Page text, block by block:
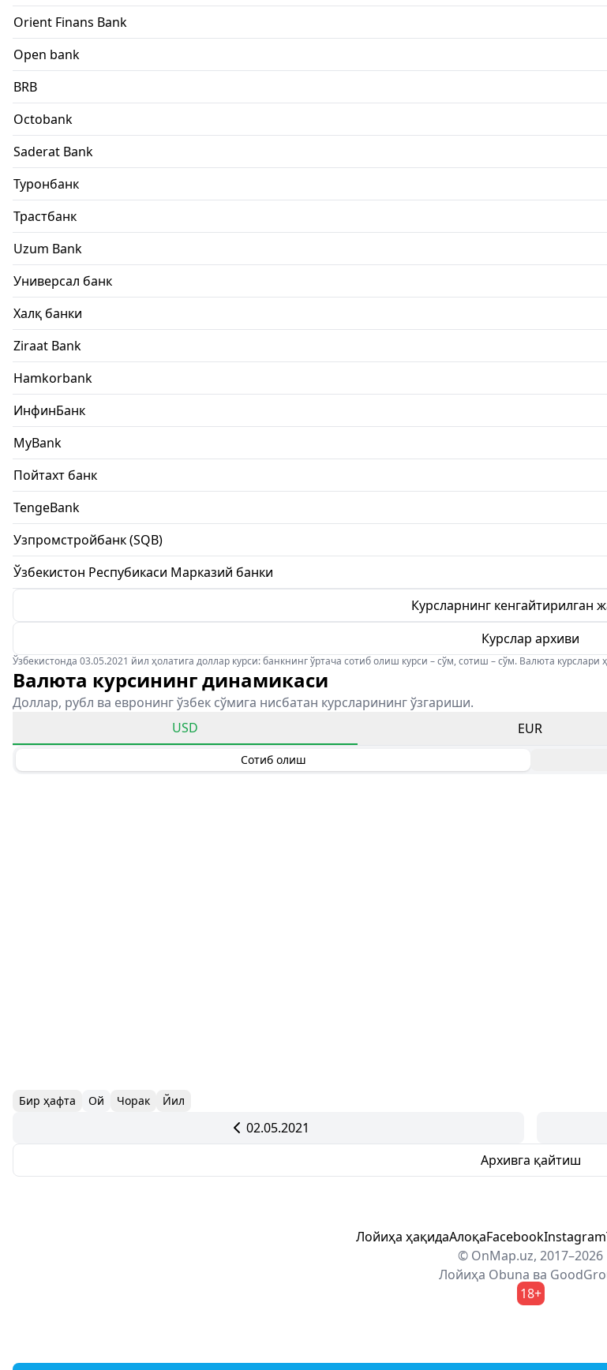
Orient Finans Bank
Open bank
BRB
Octobank
Saderat Bank
Туронбанк
Трастбанк
Uzum Bank
Универсал банк
Халқ банки
Ziraat Bank
Hamkorbank
ИнфинБанк
MyBank
Пойтахт банк
TengeBank
Узпромстройбанк (SQB)
Ўзбекистон Респубикаси Марказий банки
Курсларнинг кенгайтирилган
Курслар архиви
Ўзбекистонда 03.05.2021 йил ҳолатига доллар курси: банкнинг ўртача сотиб олиш курси – сўм, сотиш – сўм. Валюта курслари
Валюта курсининг динамикаси
Доллар, рубл ва евронинг ўзбек сўмига нисбатан курсларининг ўзгариши.
USD
EUR
Сотиб олиш
Бир ҳафта Ой Чорак Йил
02.05.2021
Архивга қайтиш
Лойиҳа ҳақидаАлоқаFacebookInstagram
© OnMap.uz, 2017–2026
Лойиҳа Obuna ва
18+